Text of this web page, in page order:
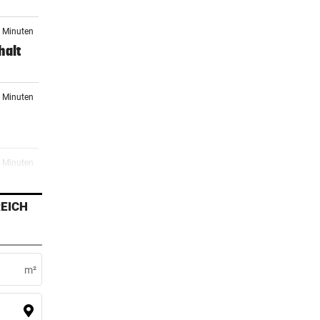
Minuten
Minuten
Minuten
ein
Minuten
m²